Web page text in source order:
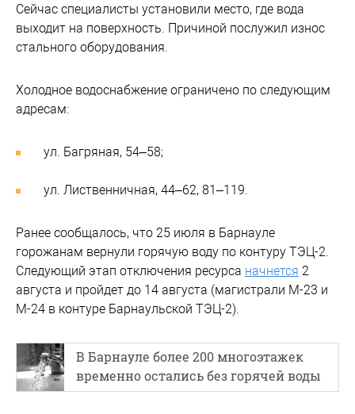
Сейчас специалисты установили место, где вода
выходит на поверхность. Причиной послужил износ
стального оборудования.
Холодное водоснабжение ограничено по следующим
адресам:
ул. Багряная, 54–58;
ул. Лиственничная, 44–62, 81–119.
Ранее сообщалось, что 25 июля в Барнауле
горожанам вернули горячую воду по контуру ТЭЦ-2.
Следующий этап отключения ресурса начнется 2
августа и пройдет до 14 августа (магистрали М-23 и
М-24 в контуре Барнаульской ТЭЦ-2).
В Барнауле более 200 многоэтажек
временно остались без горячей воды